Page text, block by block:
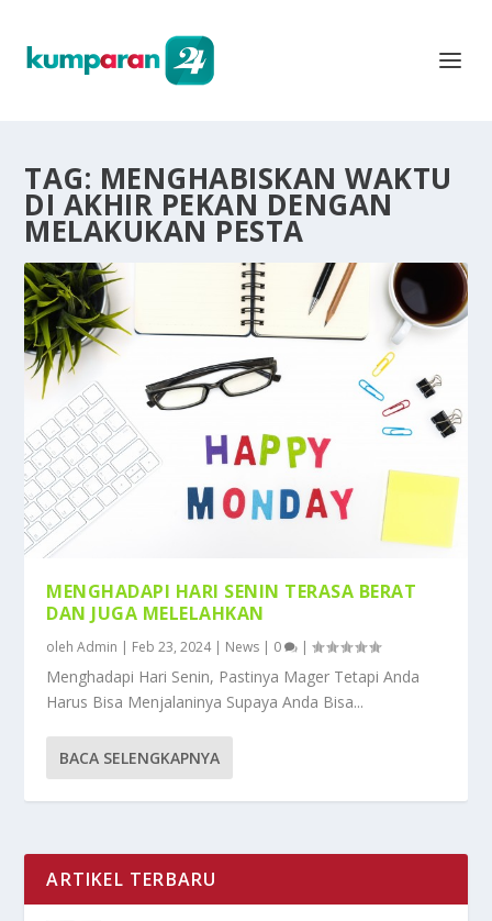
TAG: MENGHABISKAN WAKTU
DI AKHIR PEKAN DENGAN
MELAKUKAN PESTA
MENGHADAPI HARI SENIN TERASA BERAT
DAN JUGA MELELAHKAN
olehAdmin | Feb 23, 2024| News | 0 |
Menghadapi Hari Senin, Pastinya Mager Tetapi Anda
Harus Bisa Menjalaninya Supaya Anda Bisa...
BACA SELENGKAPNYA
ARTIKEL TERBARU